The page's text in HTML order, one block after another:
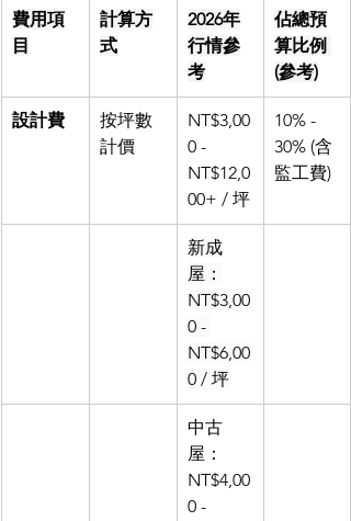
費用項
目
計算方
式
2026年
行情參
考
佔總預
算比例
(參考)
設計費
按坪數
計價
NT$3,00
0 -
NT$12,0
00+ / 坪
10% -
30% (含
監工費)
新成
屋：
NT$3,00
0 -
NT$6,00
0 / 坪
中古
屋：
NT$4,00
0 -